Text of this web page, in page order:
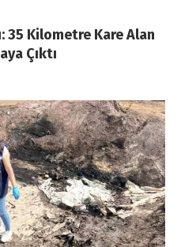
35 Kilometre Kare Alan
Çıktı